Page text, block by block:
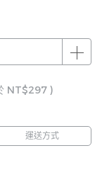
NT$297 )
運送方式